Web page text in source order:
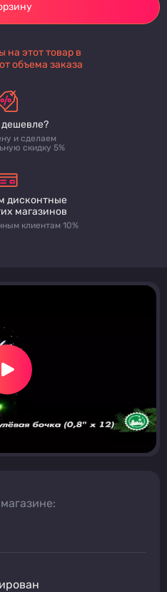
и сделаем
скидку 5%
дисконтные
магазинов
клиентам 10%
в
объема заказа